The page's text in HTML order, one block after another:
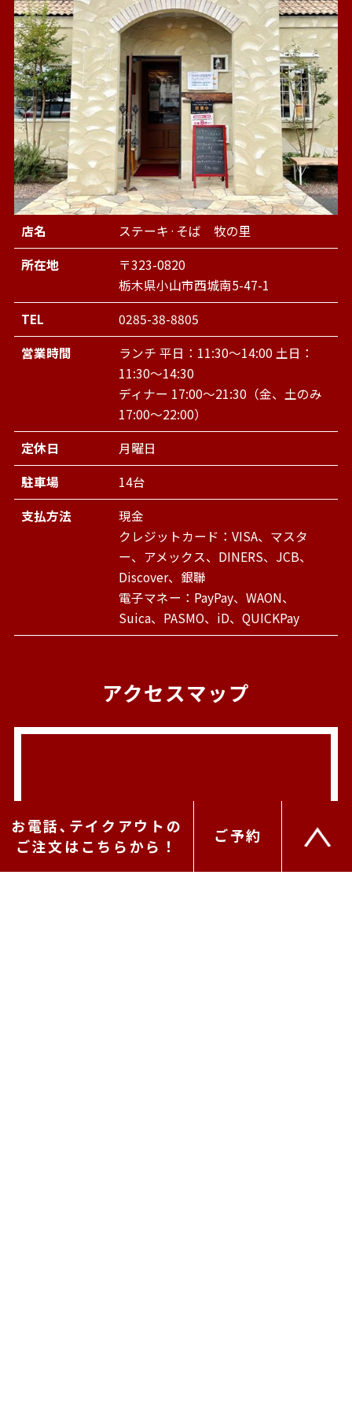
店名
ステーキ·そば 牧の里
所在地
〒323-0820
栃木県小山市西城南5-47-1
TEL
0285-38-8805
営業時間
ランチ 平日：11:30～14:00 土日：
11:30～14:30
ディナー 17:00～21:30（金、土のみ
17:00～22:00）
定休日
月曜日
駐車場
14台
支払方法
現金
クレジットカード：VISA、マスタ
ー、アメックス、DINERS、JCB、
Discover、銀聯
電子マネー：PayPay、WAON、
Suica、PASMO、iD、QUICKPay
アクセスマップ
お電話､テイクアウトの
ご注文はこちらから！
ご予約